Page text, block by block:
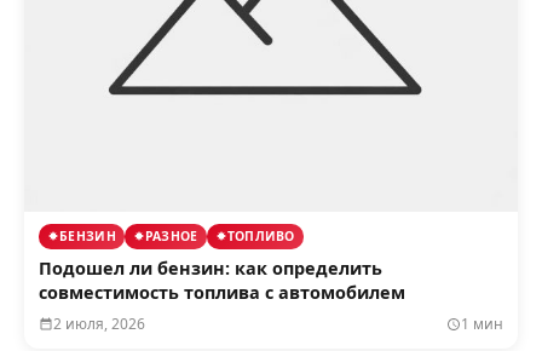
БЕНЗИН РАЗНОЕ ТОПЛИВО
Подошел ли бензин: как определить
совместимость топлива с автомобилем
2 июля, 2026 1 мин